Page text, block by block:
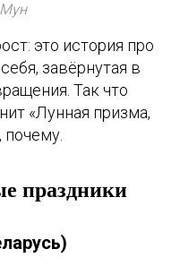
это история про
завёрнутая в
Так что
«Лунная призма,
праздники